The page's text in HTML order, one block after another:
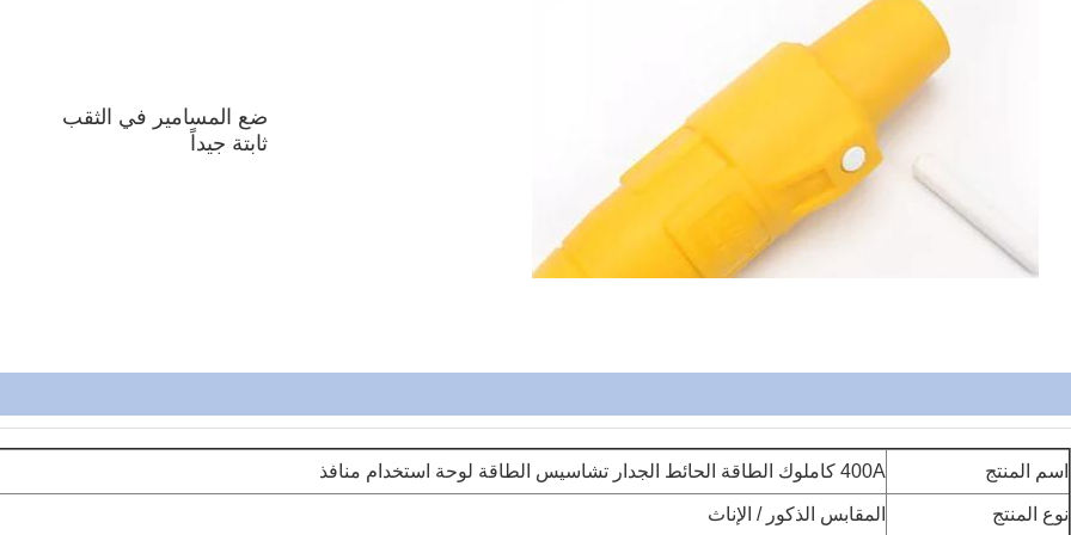
ضع المسامير في الثقب
ثابتة جيداً
اسم المنتج 400A كاملوك الطاقة الحائط الجدار تشاسيس الطاقة لوحة استخدام منافذ
نوع المنتج المقابس الذكور / الإناث